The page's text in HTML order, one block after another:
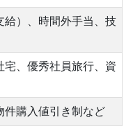
給）、時間外手当、技
宅、優秀社員旅行、資
購入値引き制など